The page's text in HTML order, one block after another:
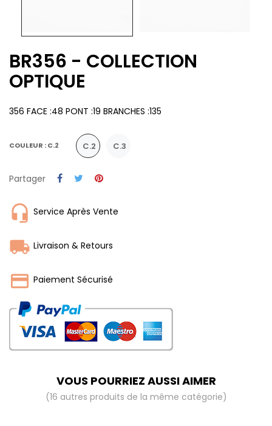
BR356 - COLLECTION
OPTIQUE
356 FACE :48 PONT :19 BRANCHES :135
COULEUR : C.2 C.2 C.3
Partager
Service Après Vente
Livraison & Retours
Paiement Sécurisé
VOUS POURRIEZ AUSSI AIMER
(16 autres produits de la même catégorie)